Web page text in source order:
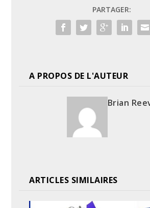
PARTAGER:
A PROPOS DE L'AUTEUR
Brian
ARTICLES SIMILAIRES